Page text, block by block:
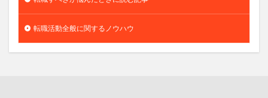
転職活動全般に関するノウハウ